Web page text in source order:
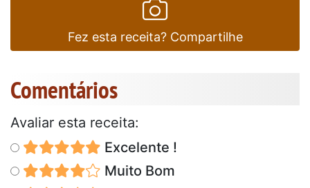
Fez esta receita? Compartilhe
Comentários
Avaliar esta receita:
Excelente !
Muito Bom